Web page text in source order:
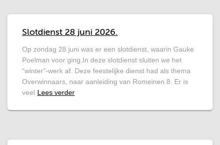
Slotdienst 28 juni 2026.
Op zondag 28 juni was er een slotdienst, waarin Gauke
Poelman voor ging.In deze slotdienst sluiten we het
“winter”-werk af. Deze feestelijke dienst had als thema
Overwinnaars, naar aanleiding van Romeinen 8. Er is
veel Lees verder